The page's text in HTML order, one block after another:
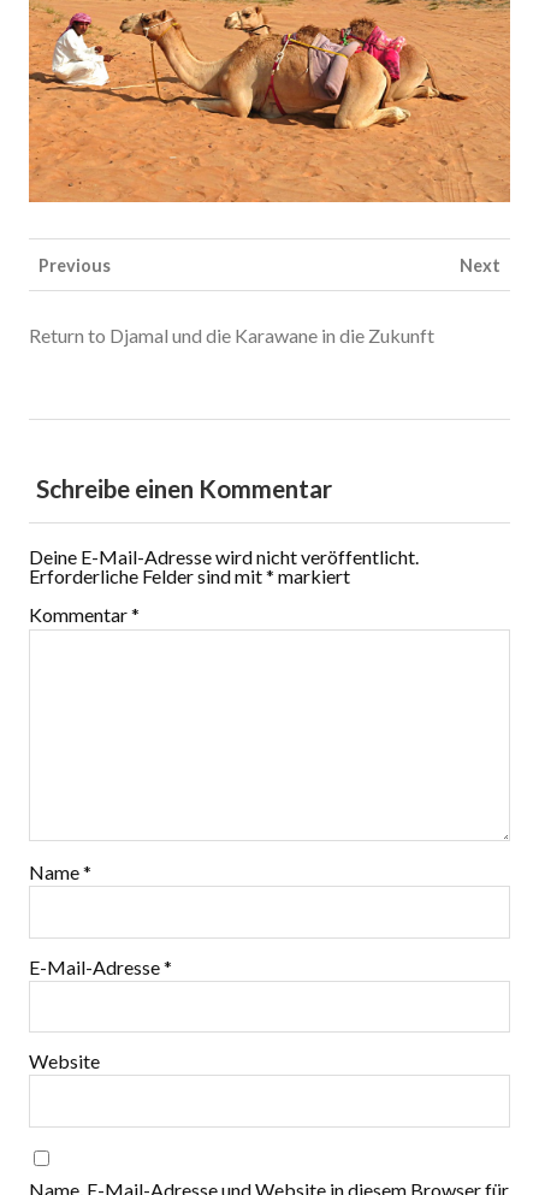
Previous Next
Return to Djamal und die Karawane in die Zukunft
Schreibe einen Kommentar
Deine E-Mail-Adresse wird nicht veröffentlicht.
Erforderliche Felder sind mit* markiert
Kommentar*
Name*
E-Mail-Adresse*
Website
Name, E-Mail-Adresse und Website in diesem Browser für